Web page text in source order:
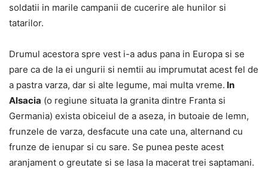
soldatii in marile campanii de cucerire ale hunilor si
tatarilor.
Drumul acestora spre vest i-a adus pana in Europa si se
pare ca de la ei ungurii si nemtii au imprumutat acest fel de
a pastra varza, dar si alte legume, mai multa vreme. In
Alsacia (o regiune situata la granita dintre Franta si
Germania) exista obiceiul de a aseza, in butoaie de lemn,
frunzele de varza, desfacute una cate una, alternand cu
frunze de ienupar si cu sare. Se punea peste acest
aranjament o greutate si se lasa la macerat trei saptamani.